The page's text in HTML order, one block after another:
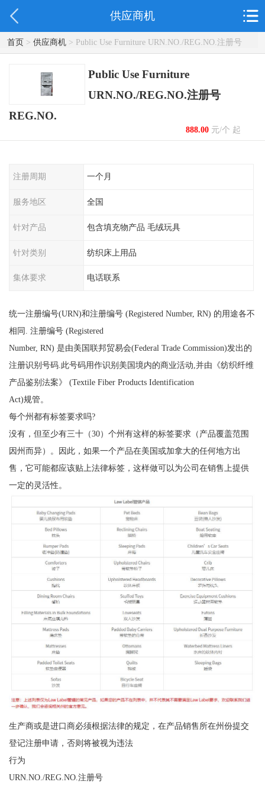
供应商机
首页> 供应商机> Public Use Furniture URN.NO./REG.NO.注册号
REG.NO.
Public Use Furniture
URN.NO./REG.NO.注册号
REG.NO.
888.00元/个 起
注册周期 一个月
服务地区 全国
针对产品 包含填充物产品 毛绒玩具
针对类别 纺织床上用品
集体要求 电话联系
统一注册编号(URN)和注册编号 (Registered Number, RN) 的用途各不
相同. 注册编号 (Registered
Number, RN) 是由美国联邦贸易会(Federal Trade Commission)发出的
注册识别号码.此号码用作识别美国境内的商业活动,并由《纺织纤维
产品鉴别法案》 (Textile Fiber Products Identification
Act)规管。
每个州都有标签要求吗?
没有，但至少有三十（30）个州有这样的标签要求（产品覆盖范围
因州而异）。因此，如果一个产品在美国或加拿大的任何地方出
售，它可能都应该贴上法律标签，这样做可以为公司在销售上提供
一定的灵活性。
生产商或是进口商必须根据法律的规定，在产品销售所在州份提交
登记注册申请，否则将被视为违法
行为
URN.NO./REG.NO.注册号